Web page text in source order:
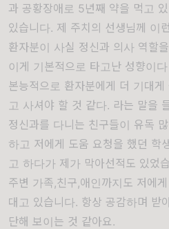
과 공황장애로 5년째 약을 먹고
있습니다. 제 주치의 선생님께 이
환자분이 사실 정신과 의사 역할
이게 기본적으로 타고난 성향이
본능적으로 환자분에게 더 기대
고 사셔야 할 것 같다. 라는 말을
정신과를 다니는 친구들이 유독
하고 저에게 도움 요청을 했던 학
고 하다가 제가 막아선적도 있었
주변 가족,친구,애인까지도 저에
대고 있습니다. 항상 공감하며 받
단해 보이는 것 같아요.